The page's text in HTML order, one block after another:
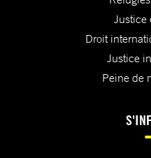
Justice
Droit
Justice
Peine de